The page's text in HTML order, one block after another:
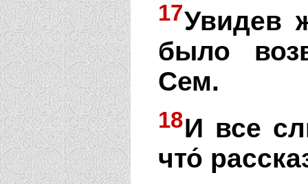
17Увидев
было
Сем.
18И все
что́